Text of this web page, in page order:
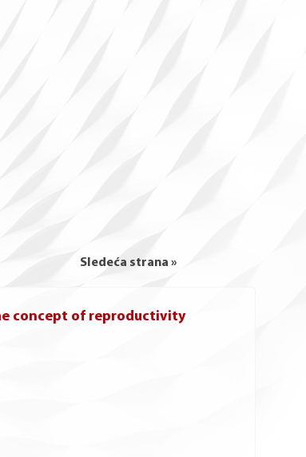
Sledeća strana »
concept of reproductivity